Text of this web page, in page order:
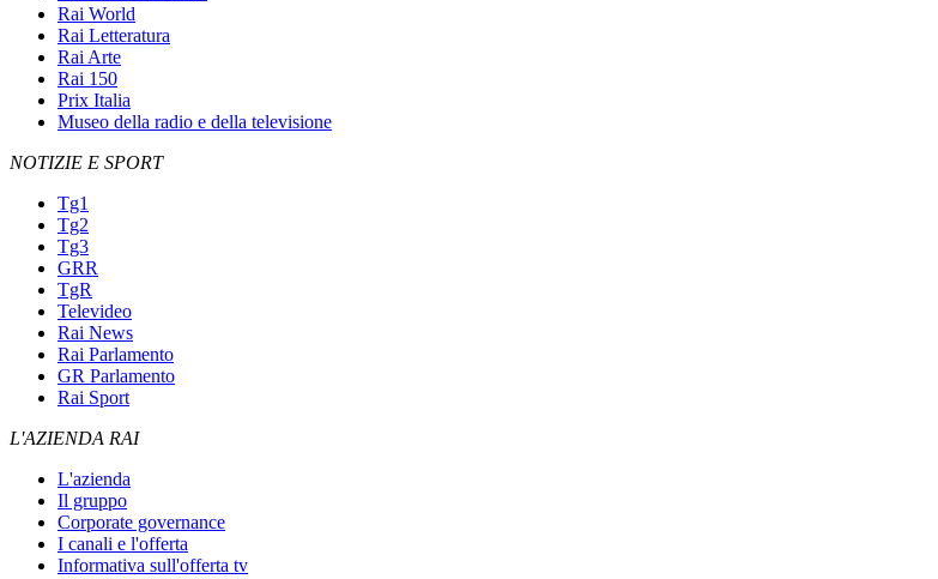
Rai World
Rai Letteratura
Rai Arte
Rai 150
Prix Italia
Museo della radio e della televisione
NOTIZIE E SPORT
Tg1
Tg2
Tg3
GRR
TgR
Televideo
Rai News
Rai Parlamento
GR Parlamento
Rai Sport
L'AZIENDA RAI
L'azienda
Il gruppo
Corporate governance
I canali e l'offerta
Informativa sull'offerta tv